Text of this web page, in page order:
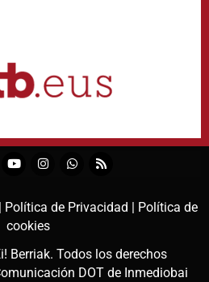
Política de Privacidad | Política de
cookies
Berriak. Todos los derechos
DOT de Inmediobai